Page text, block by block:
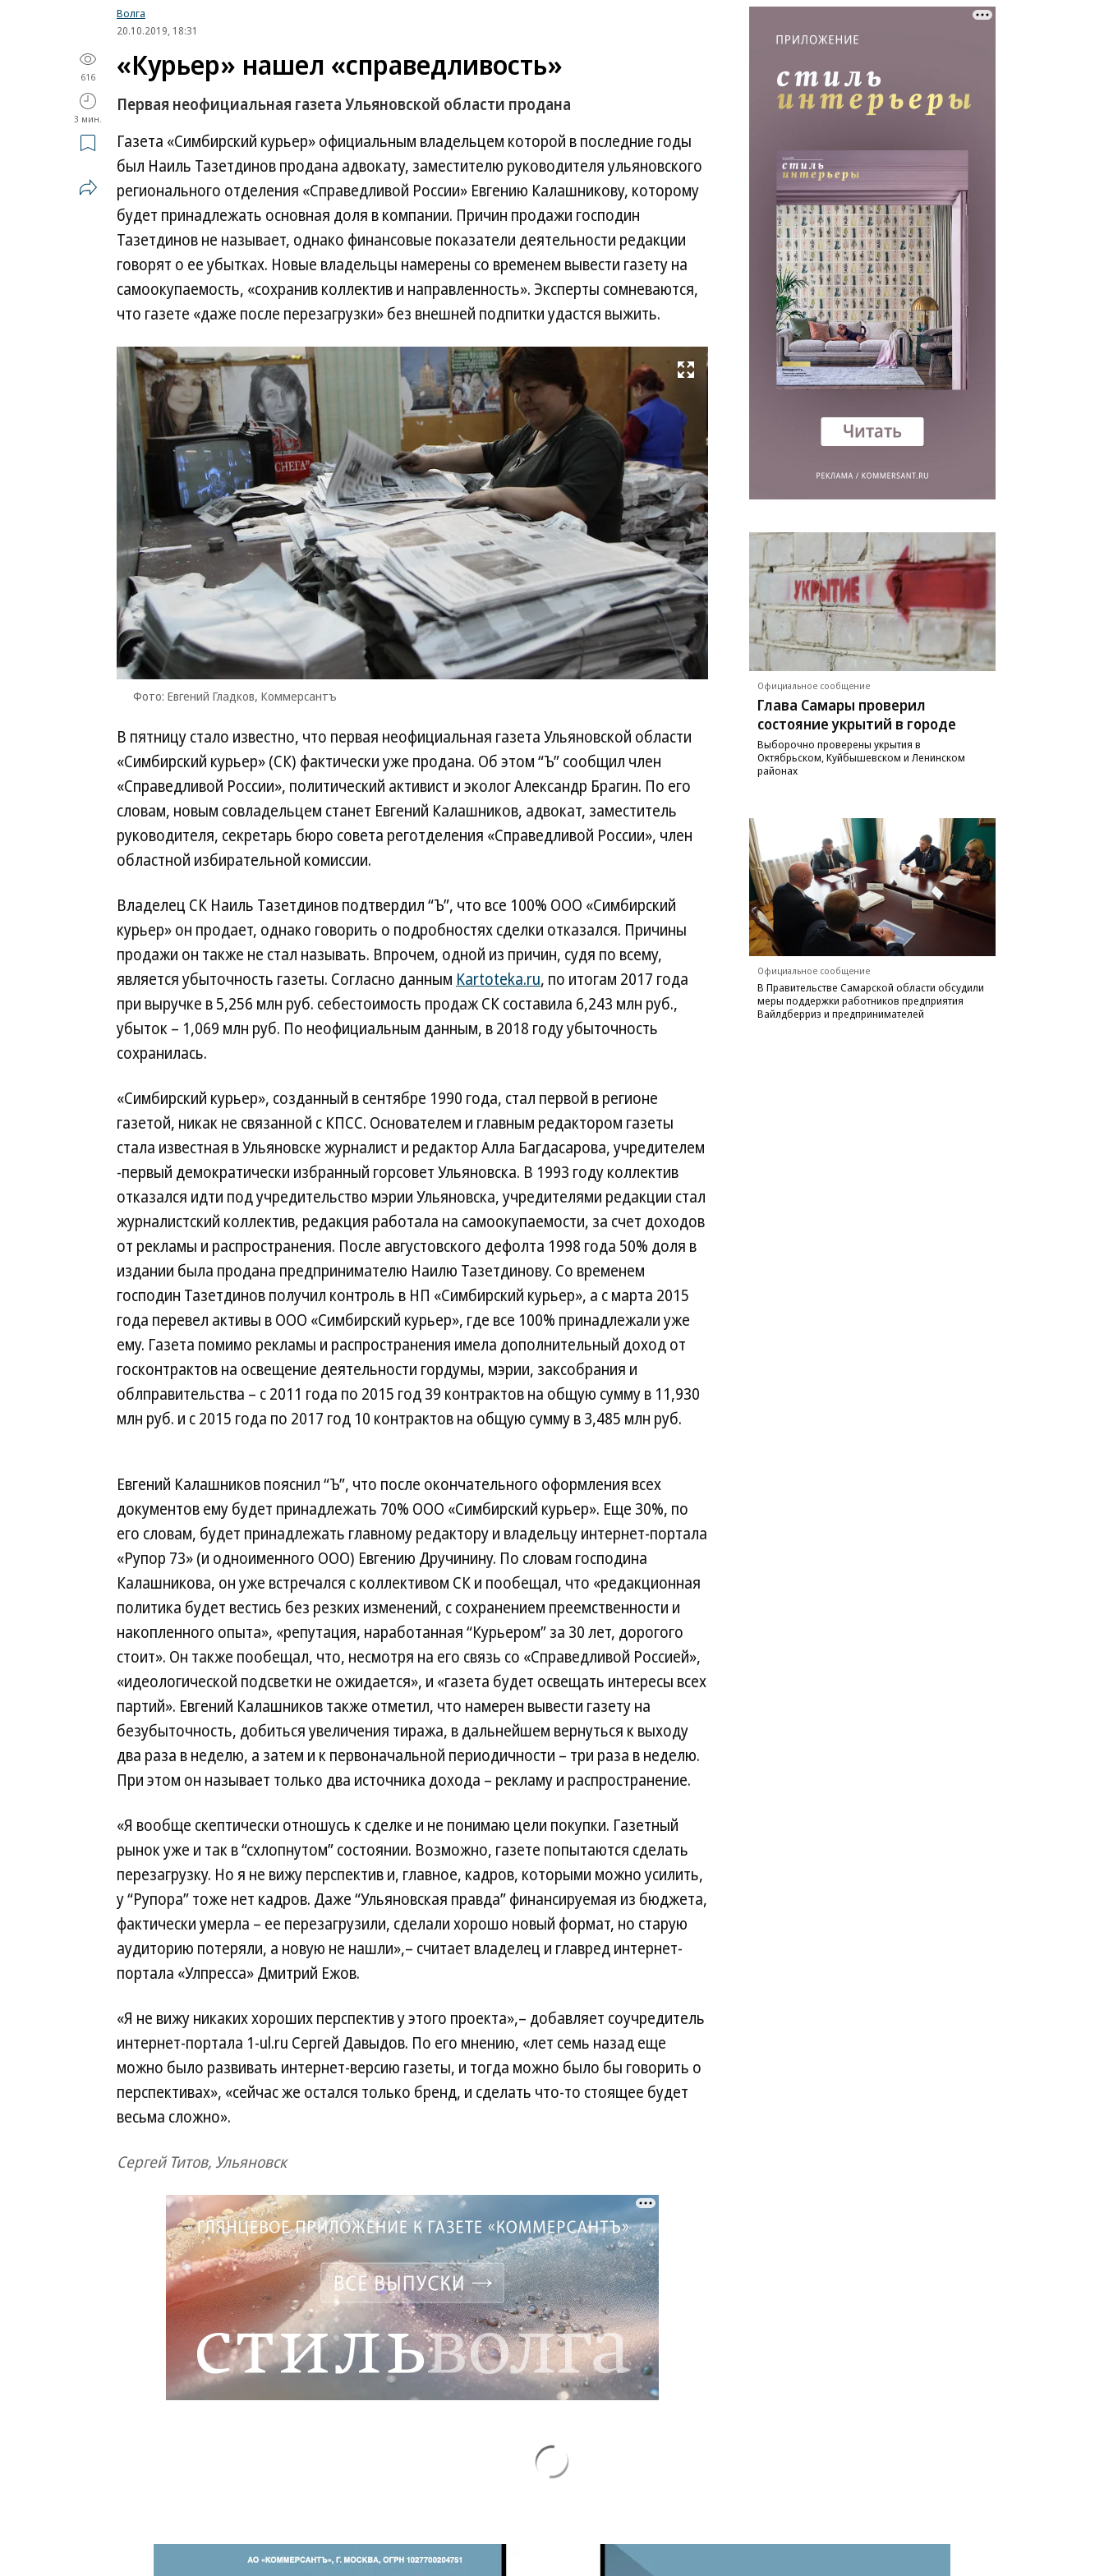
Волга
20.10.2019, 18:31
616
3 мин.
«Курьер» нашел «справедливость»
Первая неофициальная газета Ульяновской области продана
Газета «Симбирский курьер» официальным владельцем которой в последние годы
был Наиль Тазетдинов продана адвокату, заместителю руководителя ульяновского
регионального отделения «Справедливой России» Евгению Калашникову, которому
будет принадлежать основная доля в компании. Причин продажи господин
Тазетдинов не называет, однако финансовые показатели деятельности редакции
говорят о ее убытках. Новые владельцы намерены со временем вывести газету на
самоокупаемость, «сохранив коллектив и направленность». Эксперты сомневаются,
что газете «даже после перезагрузки» без внешней подпитки удастся выжить.
Развернуть на весь экран
Фото: Евгений Гладков, Коммерсантъ
В пятницу стало известно, что первая неофициальная газета Ульяновской области
«Симбирский курьер» (СК) фактически уже продана. Об этом “Ъ” сообщил член
«Справедливой России», политический активист и эколог Александр Брагин. По его
словам, новым совладельцем станет Евгений Калашников, адвокат, заместитель
руководителя, секретарь бюро совета реготделения «Справедливой России», член
областной избирательной комиссии.
Владелец СК Наиль Тазетдинов подтвердил “Ъ”, что все 100% ООО «Симбирский
курьер» он продает, однако говорить о подробностях сделки отказался. Причины
продажи он также не стал называть. Впрочем, одной из причин, судя по всему,
является убыточность газеты. Согласно данным Kartoteka.ru, по итогам 2017 года
при выручке в 5,256 млн руб. себестоимость продаж СК составила 6,243 млн руб.,
убыток – 1,069 млн руб. По неофициальным данным, в 2018 году убыточность
сохранилась.
«Симбирский курьер», созданный в сентябре 1990 года, стал первой в регионе
газетой, никак не связанной с КПСС. Основателем и главным редактором газеты
стала известная в Ульяновске журналист и редактор Алла Багдасарова, учредителем
-первый демократически избранный горсовет Ульяновска. В 1993 году коллектив
отказался идти под учредительство мэрии Ульяновска, учредителями редакции стал
журналистский коллектив, редакция работала на самоокупаемости, за счет доходов
от рекламы и распространения. После августовского дефолта 1998 года 50% доля в
издании была продана предпринимателю Наилю Тазетдинову. Со временем
господин Тазетдинов получил контроль в НП «Симбирский курьер», а с марта 2015
года перевел активы в ООО «Симбирский курьер», где все 100% принадлежали уже
ему. Газета помимо рекламы и распространения имела дополнительный доход от
госконтрактов на освещение деятельности гордумы, мэрии, заксобрания и
облправительства – с 2011 года по 2015 год 39 контрактов на общую сумму в 11,930
млн руб. и с 2015 года по 2017 год 10 контрактов на общую сумму в 3,485 млн руб.
Евгений Калашников пояснил “Ъ”, что после окончательного оформления всех
документов ему будет принадлежать 70% ООО «Симбирский курьер». Еще 30%, по
его словам, будет принадлежать главному редактору и владельцу интернет-портала
«Рупор 73» (и одноименного ООО) Евгению Дручинину. По словам господина
Калашникова, он уже встречался с коллективом СК и пообещал, что «редакционная
политика будет вестись без резких изменений, с сохранением преемственности и
накопленного опыта», «репутация, наработанная “Курьером” за 30 лет, дорогого
стоит». Он также пообещал, что, несмотря на его связь со «Справедливой Россией»,
«идеологической подсветки не ожидается», и «газета будет освещать интересы всех
партий». Евгений Калашников также отметил, что намерен вывести газету на
безубыточность, добиться увеличения тиража, в дальнейшем вернуться к выходу
два раза в неделю, а затем и к первоначальной периодичности – три раза в неделю.
При этом он называет только два источника дохода – рекламу и распространение.
«Я вообще скептически отношусь к сделке и не понимаю цели покупки. Газетный
рынок уже и так в “схлопнутом” состоянии. Возможно, газете попытаются сделать
перезагрузку. Но я не вижу перспектив и, главное, кадров, которыми можно усилить,
у “Рупора” тоже нет кадров. Даже “Ульяновская правда” финансируемая из бюджета,
фактически умерла – ее перезагрузили, сделали хорошо новый формат, но старую
аудиторию потеряли, а новую не нашли»,– считает владелец и главред интернет-
портала «Улпресса» Дмитрий Ежов.
«Я не вижу никаких хороших перспектив у этого проекта»,– добавляет соучредитель
интернет-портала 1-ul.ru Сергей Давыдов. По его мнению, «лет семь назад еще
можно было развивать интернет-версию газеты, и тогда можно было бы говорить о
перспективах», «сейчас же остался только бренд, и сделать что-то стоящее будет
весьма сложно».
Сергей Титов, Ульяновск
Официальное сообщение
Глава Самары проверил
состояние укрытий в городе
Выборочно проверены укрытия в
Октябрьском, Куйбышевском и Ленинском
районах
Официальное сообщение
В Правительстве Самарской области обсудили
меры поддержки работников предприятия
Вайлдберриз и предпринимателей